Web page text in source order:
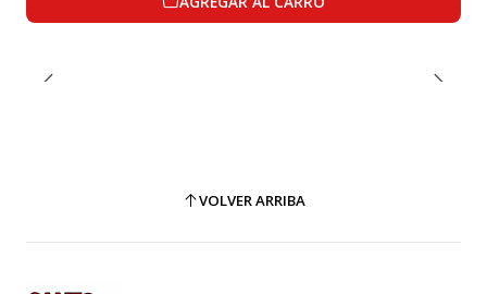
VOLVER ARRIBA